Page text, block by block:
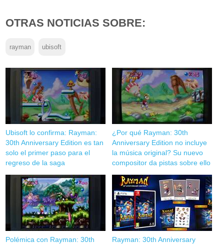
OTRAS NOTICIAS SOBRE:
rayman ubisoft
Ubisoft lo confirma: Rayman:
30th Anniversary Edition es tan
solo el primer paso para el
regreso de la saga
¿Por qué Rayman: 30th
Anniversary Edition no incluye
la música original? Su nuevo
compositor da pistas sobre ello
Polémica con Rayman: 30th
Rayman: 30th Anniversary